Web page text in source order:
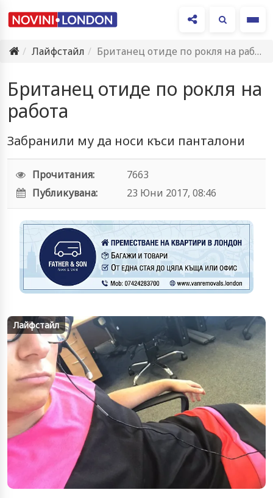
Лайфстайл
Британец отиде по рокля на работа
Британец отиде по рокля на
работа
Забранили му да носи къси панталони
Прочитания:
7663
Публикувана:
23 Юни 2017, 08:46
Лайфстайл